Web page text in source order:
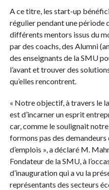
A ce titre, les start-up
régulier pendant une période
différents mentors issus du
par des coachs, des Alumni
des enseignants de la SMU
l’avant et trouver des
qu’elles rencontrent.
« Notre objectif, à travers le
est d’incarner un esprit
car, comme le soulignait
formons pas des demandeurs
d’emplois », a déclaré M.
Fondateur de la SMU, à
d’inauguration qui a vu la
représentants des secteurs